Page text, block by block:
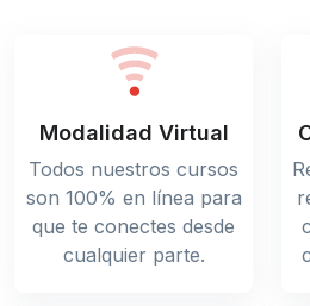
Modalidad Virtual
Todos nuestros cursos
son 100% en línea para
que te conectes desde
cualquier parte.